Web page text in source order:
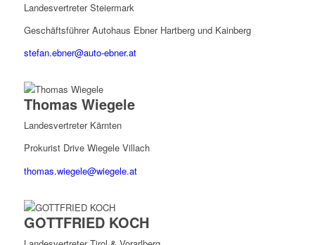
Landesvertreter Steiermark
Geschäftsführer Autohaus Ebner Hartberg und Kainberg
stefan.ebner@auto-ebner.at
Thomas Wiegele
Landesvertreter Kärnten
Prokurist Drive Wiegele Villach
thomas.wiegele@wiegele.at
GOTTFRIED KOCH